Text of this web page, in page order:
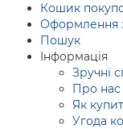
Кошик
Оформлення
Пошук
Інформація
Зручні
Про нас
Як
Угода